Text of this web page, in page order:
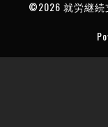
©2026 就労継続